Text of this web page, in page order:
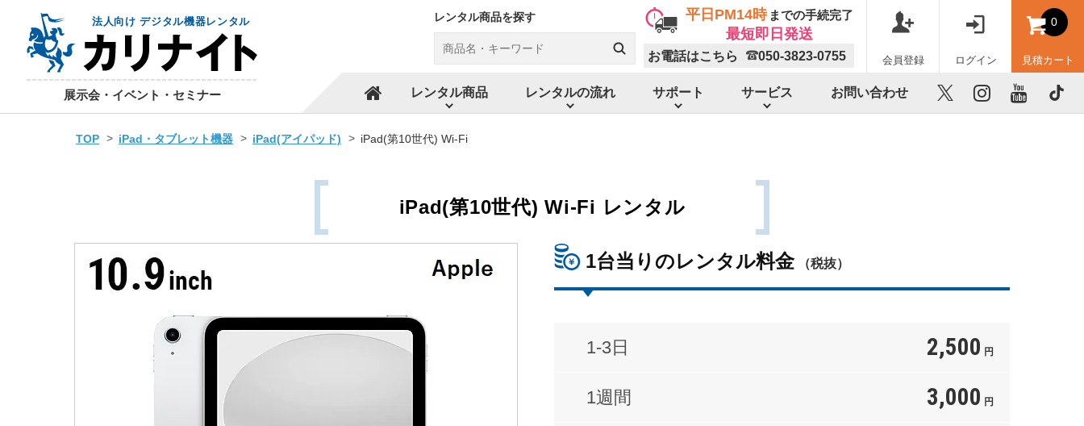
法人向け デジタル機器レンタル
展示会・イベント・セミナー
レンタル商品を探す 平日PM14時 までの手続完了
最短即日発送
お電話はこちら 050-3823-0755 会員登録 ログイン
0
見積カート
ホーム レンタル商品 レンタルの流れ サポート サービス お問い合わせ X instagram youtube TikTok
TOP iPad・タブレット機器 iPad(アイパッド) iPad(第10世代) Wi-Fi
iPad(第10世代) Wi-Fi レンタル
1台当りのレンタル料金 （税抜）
1-3日 2,500 円
1週間 3,000 円